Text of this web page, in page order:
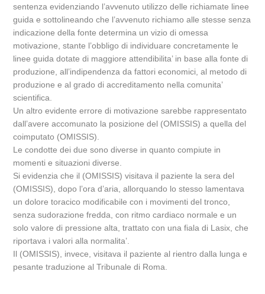
sentenza evidenziando l’avvenuto utilizzo delle richiamate linee
guida e sottolineando che l’avvenuto richiamo alle stesse senza
indicazione della fonte determina un vizio di omessa
motivazione, stante l’obbligo di individuare concretamente le
linee guida dotate di maggiore attendibilita’ in base alla fonte di
produzione, all’indipendenza da fattori economici, al metodo di
produzione e al grado di accreditamento nella comunita’
scientifica.
Un altro evidente errore di motivazione sarebbe rappresentato
dall’avere accomunato la posizione del (OMISSIS) a quella del
coimputato (OMISSIS).
Le condotte dei due sono diverse in quanto compiute in
momenti e situazioni diverse.
Si evidenzia che il (OMISSIS) visitava il paziente la sera del
(OMISSIS), dopo l’ora d’aria, allorquando lo stesso lamentava
un dolore toracico modificabile con i movimenti del tronco,
senza sudorazione fredda, con ritmo cardiaco normale e un
solo valore di pressione alta, trattato con una fiala di Lasix, che
riportava i valori alla normalita’.
Il (OMISSIS), invece, visitava il paziente al rientro dalla lunga e
pesante traduzione al Tribunale di Roma.